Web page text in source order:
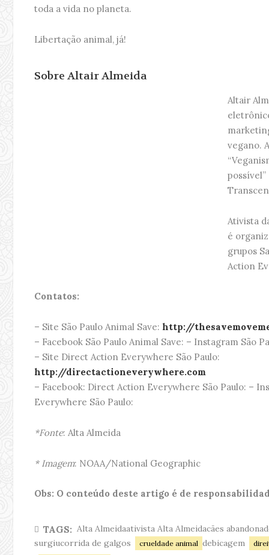
toda a vida no planeta.
Libertação animal, já!
Sobre Altair Almeida
Altair
vegano.
Ativista
é
grupos
Action
Contatos:
– Site São Paulo Animal Save: http://
– Facebook São Paulo Animal Save: – Instagram São
– Site Direct Action Everywhere São Paulo:
http://directactioneverywhere.com
– Facebook: Direct Action Everywhere São Paulo: –
Everywhere São Paulo:
*Fonte: Alta Almeida
* Imagem: NOAA/National Geographic
Obs: O conteúdo deste artigo é de
TAGS: Alta Almeidaativista Alta Almeidacães
surgiucorrida de galgos
crueldade animal debicagem